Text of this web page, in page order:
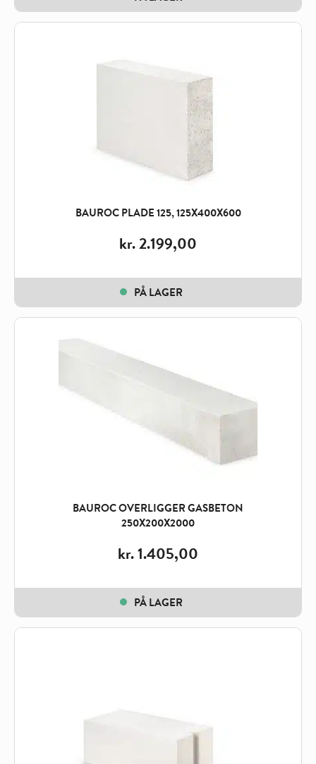
BAUROC PLADE 125, 125X400X600
kr.2.199,00
PÅ LAGER
BAUROC OVERLIGGER GASBETON
250X200X2000
kr.1.405,00
PÅ LAGER